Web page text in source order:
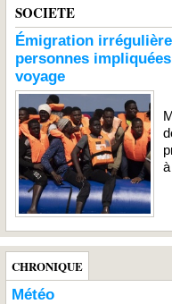
SOCIETE
Émigration
personnes
voyage
CHRONIQUE
Météo